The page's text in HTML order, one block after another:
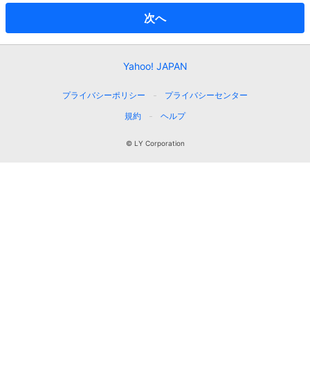
次へ
Yahoo! JAPAN
プライバシーポリシー
プライバシーセンター
規約
ヘルプ
© LY Corporation